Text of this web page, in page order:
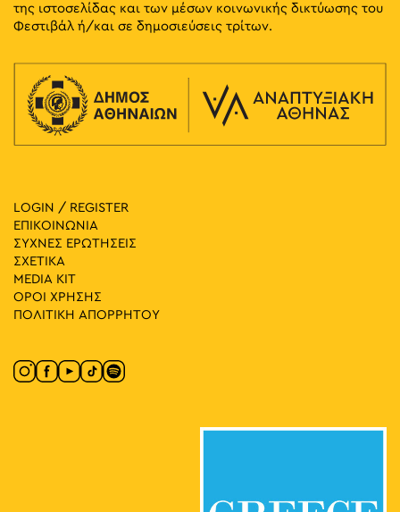
της ιστοσελίδας και των μέσων κοινωνικής δικτύωσης του
Φεστιβάλ ή/και σε δημοσιεύσεις τρίτων.
LOGIN / REGISTER
ΕΠΙΚΟΙΝΩΝΙΑ
ΣΥΧΝΕΣ ΕΡΩΤΗΣΕΙΣ
ΣΧΕΤΙΚΑ
MEDIA ΚIT
ΟΡΟΙ ΧΡΗΣΗΣ
ΠΟΛΙΤΙΚΗ ΑΠΟΡΡΗΤΟΥ